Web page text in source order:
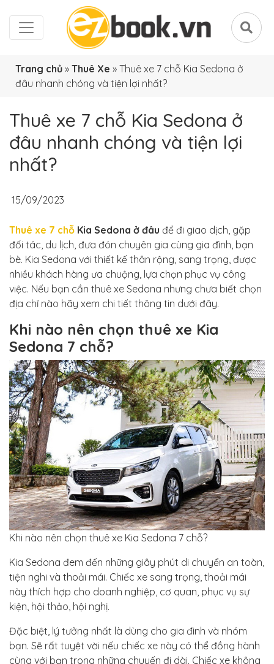
Trang chủ » Thuê Xe » Thuê xe 7 chỗ Kia Sedona ở
đâu nhanh chóng và tiện lợi nhất?
Thuê xe 7 chỗ Kia Sedona ở
đâu nhanh chóng và tiện lợi
nhất?
15/09/2023
Thuê xe 7 chỗ Kia Sedona ở đâu để đi giao dịch, gặp
đối tác, du lịch, đưa đón chuyên gia cùng gia đình, bạn
bè. Kia Sedona với thiết kế thân rộng, sang trọng, được
nhiều khách hàng ưa chuộng, lựa chọn phục vụ công
việc. Nếu bạn cần thuê xe Sedona nhưng chưa biết chọn
địa chỉ nào hãy xem chi tiết thông tin dưới đây.
Khi nào nên chọn thuê xe Kia
Sedona 7 chỗ?
Khi nào nên chọn thuê xe Kia Sedona 7 chỗ?
Kia Sedona đem đến những giây phút di chuyển an toàn,
tiện nghi và thoải mái. Chiếc xe sang trọng, thoải mái
này thích hợp cho doanh nghiệp, cơ quan, phục vụ sự
kiện, hội thảo, hội nghị.
Đặc biệt, lý tưởng nhất là dùng cho gia đình và nhóm
bạn. Sẽ rất tuyệt vời nếu chiếc xe này có thể đồng hành
cùng với bạn trong những chuyến đi dài. Chiếc xe không